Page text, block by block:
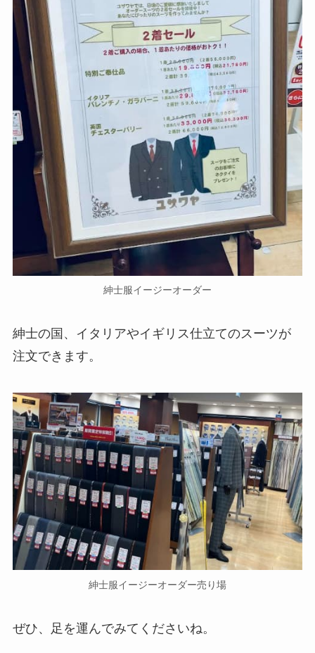
紳士服イージーオーダー
紳士の国、イタリアやイギリス仕立てのスーツが
注文できます。
紳士服イージーオーダー売り場
ぜひ、足を運んでみてくださいね。